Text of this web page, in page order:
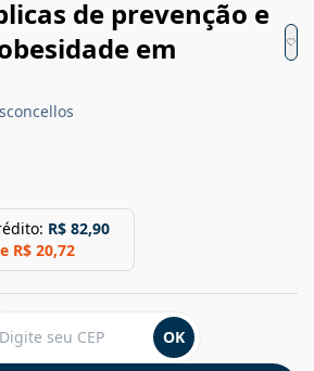
de prevenção e
em
R$ 82,90
R$ 20,72
OK